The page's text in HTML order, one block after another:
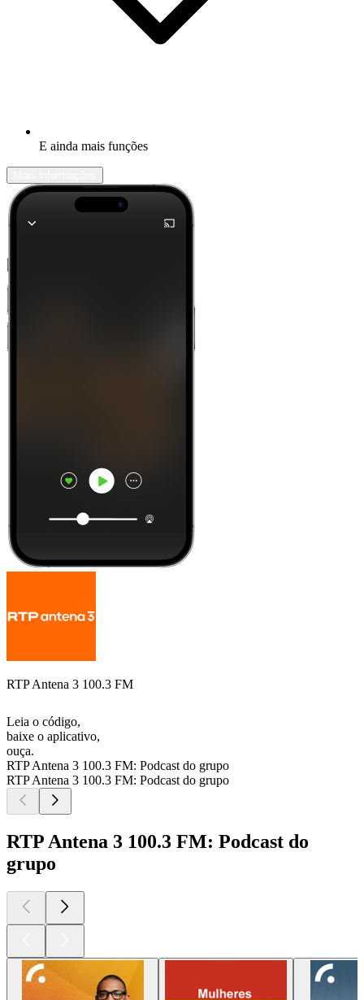
E ainda mais funções
RTP Antena 3 100.3 FM
Leia o código,
baixe o aplicativo,
ouça.
RTP Antena 3 100.3 FM: Podcast do grupo
RTP Antena 3 100.3 FM: Podcast do grupo
RTP Antena 3 100.3 FM: Podcast do
grupo